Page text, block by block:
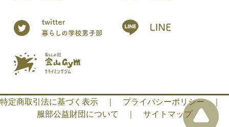
特定商取引法に基づく表示 ｜ プライバシーポリシー
｜
服部公益財団について
｜ サイトマップ